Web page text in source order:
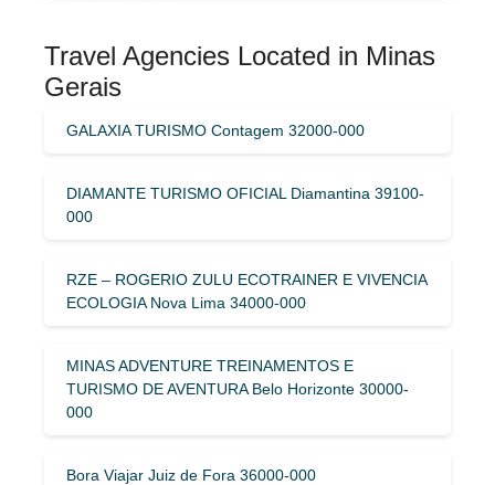
Travel Agencies Located in Minas
Gerais
GALAXIA TURISMO Contagem 32000-000
DIAMANTE TURISMO OFICIAL Diamantina 39100-
000
RZE – ROGERIO ZULU ECOTRAINER E VIVENCIA
ECOLOGIA Nova Lima 34000-000
MINAS ADVENTURE TREINAMENTOS E
TURISMO DE AVENTURA Belo Horizonte 30000-
000
Bora Viajar Juiz de Fora 36000-000